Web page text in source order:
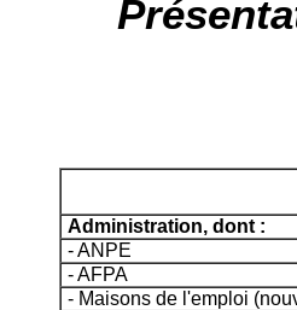
Administration, dont :
- ANPE
- AFPA
- Maisons de l'emploi